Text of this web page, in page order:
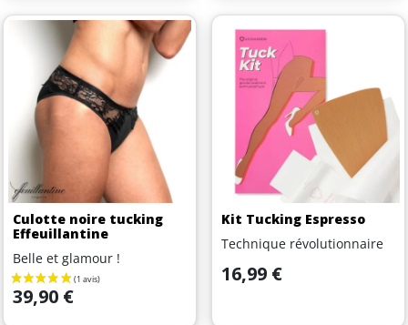
Culotte noire tucking
Effeuillantine
Belle et glamour !
Prix
39,90 €
Kit Tucking Espresso
Technique révolutionnaire
Prix
16,99 €